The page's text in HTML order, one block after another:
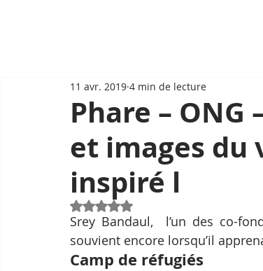
Phare –
et images du
inspiré l
11 avr. 2019 4 min de lecture
Noté NaN étoiles sur 5.
Srey Bandaul,  l’un des co-
souvient encore lorsqu’il
Camp de réfugiés